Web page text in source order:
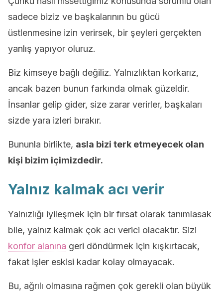
sadece biziz ve başkalarının bu gücü
üstlenmesine izin verirsek, bir şeyleri gerçekten
yanlış yapıyor oluruz.
Biz kimseye bağlı değiliz. Yalnızlıktan korkarız,
ancak bazen bunun farkında olmak güzeldir.
İnsanlar gelip gider, size zarar verirler, başkaları
sizde yara izleri bırakır.
Bununla birlikte, asla bizi terk etmeyecek olan
kişi bizim içimizdedir.
Yalnız kalmak acı verir
Yalnızlığı iyileşmek için bir fırsat olarak tanımlasak
bile, yalnız kalmak çok acı verici olacaktır. Sizi
konfor alanına geri döndürmek için kışkırtacak,
fakat işler eskisi kadar kolay olmayacak.
Bu, ağrılı olmasına rağmen çok gerekli olan büyük